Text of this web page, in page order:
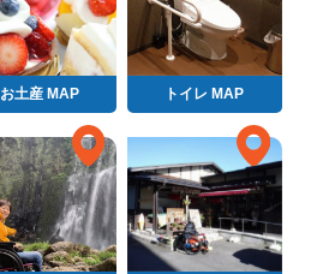
お土産 MAP トイレ MAP